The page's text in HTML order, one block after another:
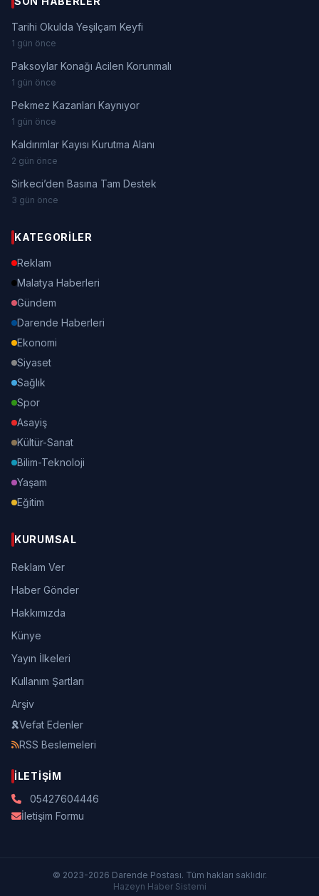
Tarihi Okulda Yeşilçam Keyfi
1 gün önce
Paksoylar Konağı Acilen Korunmalı
1 gün önce
Pekmez Kazanları Kaynıyor
1 gün önce
Kaldırımlar Kayısı Kurutma Alanı
2 gün önce
Sirkeci’den Basına Tam Destek
3 gün önce
KATEGORILER
Reklam
Malatya Haberleri
Gündem
Darende Haberleri
Ekonomi
Siyaset
Sağlık
Spor
Asayiş
Kültür-Sanat
Bilim-Teknoloji
Yaşam
Eğitim
KURUMSAL
Reklam Ver
Haber Gönder
Hakkımızda
Künye
Yayın İlkeleri
Kullanım Şartları
Arşiv
Vefat Edenler
RSS Beslemeleri
İLETIŞIM
05427604446
İletişim Formu
© 2023-2026 Darende Postası. Tüm hakları saklıdır.
Hazeyn Haber Sistemi